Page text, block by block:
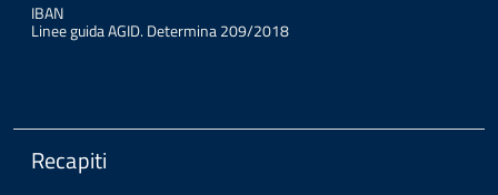
IBAN
Linee guida AGID. Determina 209/2018
Recapiti